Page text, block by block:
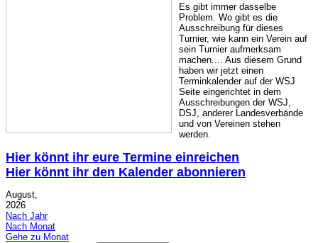
Es gibt immer dasselbe
Problem. Wo gibt es die
Ausschreibung für dieses
Turnier, wie kann ein Verein auf
sein Turnier aufmerksam
machen.... Aus diesem Grund
haben wir jetzt einen
Terminkalender auf der WSJ
Seite eingerichtet in dem
Ausschreibungen der WSJ,
DSJ, anderer Landesverbände
und von Vereinen stehen
werden.
Hier könnt ihr eure Termine einreichen
Hier könnt ihr den Kalender abonnieren
August,
2026
Nach Jahr
Nach Monat
Gehe zu Monat